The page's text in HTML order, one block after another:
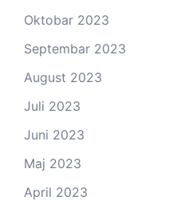
Oktobar 2023
Septembar 2023
August 2023
Juli 2023
Juni 2023
Maj 2023
April 2023